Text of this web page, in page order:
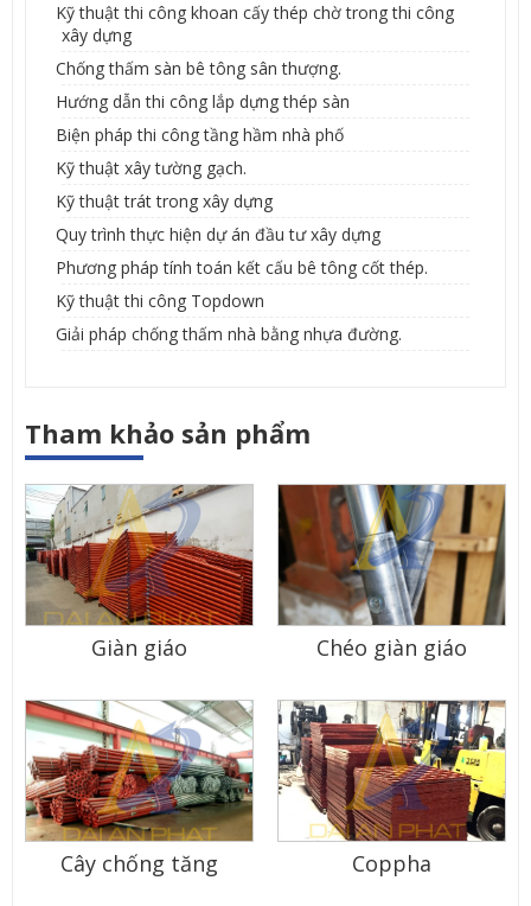
Kỹ thuật thi công khoan cấy thép chờ trong thi công
xây dựng
Chống thấm sàn bê tông sân thượng.
Hướng dẫn thi công lắp dựng thép sàn
Biện pháp thi công tầng hầm nhà phố
Kỹ thuật xây tường gạch.
Kỹ thuật trát trong xây dựng
Quy trình thực hiện dự án đầu tư xây dựng
Phương pháp tính toán kết cấu bê tông cốt thép.
Kỹ thuật thi công Topdown
Giải pháp chống thấm nhà bằng nhựa đường.
Tham khảo sản phẩm
Giàn giáo Chéo giàn giáo
Cây chống tăng Coppha